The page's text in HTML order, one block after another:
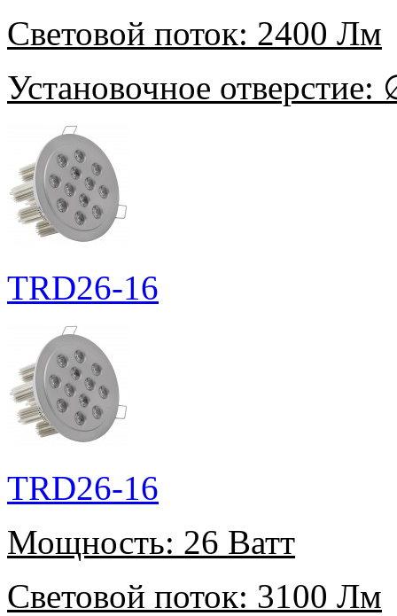
Световой поток: 2400 Лм
Установочное отверстие:
TRD26-16
TRD26-16
Мощность: 26 Ватт
Световой поток: 3100 Лм